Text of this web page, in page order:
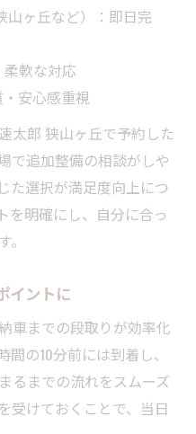
山ヶ丘など）：即日完
軟な対応
安心感重視
太郎 狭山ヶ丘で予約した
で追加整備の相談がしや
た選択が満足度向上につ
を明確にし、自分に合っ
イントに
車までの段取りが効率化
の10分前には到着し、
るまでの流れをスムーズ
受けておくことで、当日